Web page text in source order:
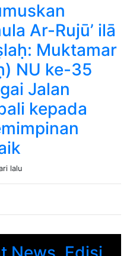
Ar-Rujū’ ilā
Muktamar
NU ke-35
Jalan
kepada
lalu